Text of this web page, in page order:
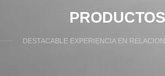
PRODUCTOS
DESTACABLE EXPERIENCIA EN